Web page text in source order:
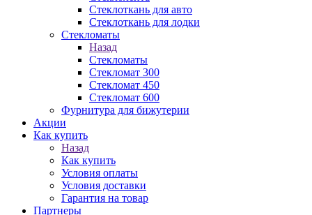
Стеклоткань для авто
Стеклоткань для лодки
Стекломаты
Назад
Стекломаты
Стекломат 300
Стекломат 450
Стекломат 600
Фурнитура для бижутерии
Акции
Как купить
Назад
Как купить
Условия оплаты
Условия доставки
Гарантия на товар
Партнеры